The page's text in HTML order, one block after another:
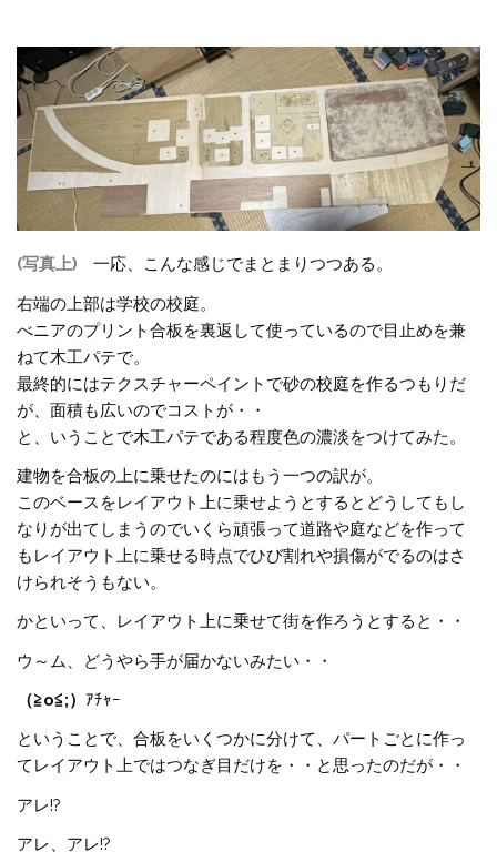
(写真上)
一応、こんな感じでまとまりつつある。
右端の上部は学校の校庭。
べニアのプリント合板を裏返して使っているので目止めを兼
ねて木工パテで。
最終的にはテクスチャーペイントで砂の校庭を作るつもりだ
が、面積も広いのでコストが・・
と、いうことで木工パテである程度色の濃淡をつけてみた。
建物を合板の上に乗せたのにはもう一つの訳が。
このベースをレイアウト上に乗せようとするとどうしてもし
なりが出てしまうのでいくら頑張って道路や庭などを作って
もレイアウト上に乗せる時点でひび割れや損傷がでるのはさ
けられそうもない。
かといって、レイアウト上に乗せて街を作ろうとすると・・
ウ～ム、どうやら手が届かないみたい・・
（≧o≦;）ｱﾁｬｰ
ということで、合板をいくつかに分けて、パートごとに作っ
てレイアウト上ではつなぎ目だけを・・と思ったのだが・・
アレ!?
アレ、アレ!?